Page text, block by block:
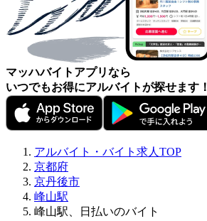
マッハバイトアプリなら
いつでもお得にアルバイトが探せます！
アルバイト・バイト求人TOP
京都府
京丹後市
峰山駅
峰山駅、日払いのバイト